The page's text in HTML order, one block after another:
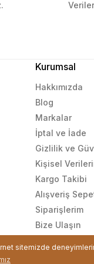
sitemizde
bazen
Kurumsal
Hakkımızda
Blog
Markalar
İptal ve İade
Gizlilik ve
Kişisel
Kargo Takibi
Alışveriş
Siparişlerim
Bize Ulaşın
256bit SSL